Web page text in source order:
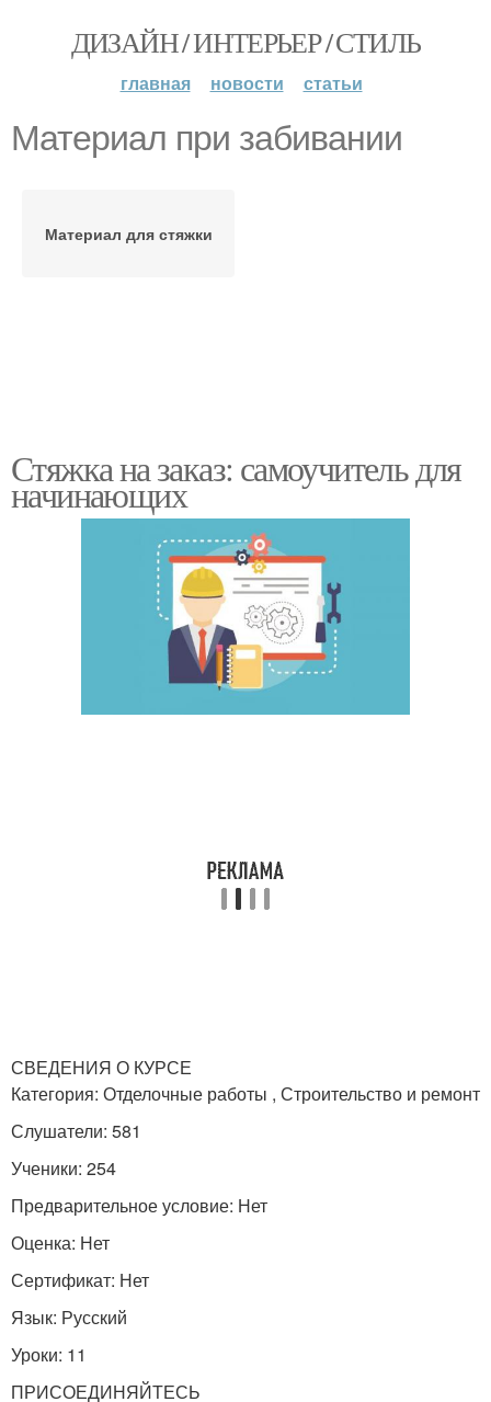
ДИЗАЙН / ИНТЕРЬЕР / СТИЛЬ
главная новости статьи
Материал при забивании
Материал для стяжки
Стяжка на заказ: самоучитель для
начинающих
СВЕДЕНИЯ О КУРСЕ
Категория: Отделочные работы , Строительство и ремонт
Слушатели: 581
Ученики: 254
Предварительное условие: Нет
Оценка: Нет
Сертификат: Нет
Язык: Русский
Уроки: 11
ПРИСОЕДИНЯЙТЕСЬ